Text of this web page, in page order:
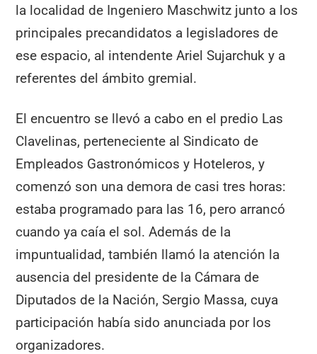
la localidad de Ingeniero Maschwitz junto a los
principales precandidatos a legisladores de
ese espacio, al intendente Ariel Sujarchuk y a
referentes del ámbito gremial.
El encuentro se llevó a cabo en el predio Las
Clavelinas, perteneciente al Sindicato de
Empleados Gastronómicos y Hoteleros, y
comenzó son una demora de casi tres horas:
estaba programado para las 16, pero arrancó
cuando ya caía el sol. Además de la
impuntualidad, también llamó la atención la
ausencia del presidente de la Cámara de
Diputados de la Nación, Sergio Massa, cuya
participación había sido anunciada por los
organizadores.